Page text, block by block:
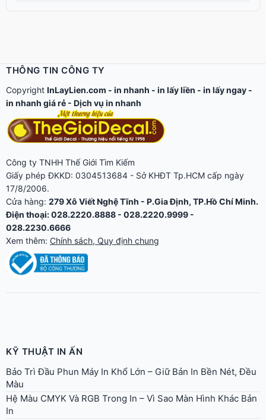
THÔNG TIN CÔNG TY
Copyright InLayLien.com - in nhanh - in lấy liền - in lấy ngay -
in nhanh giá rẻ - Dịch vụ in nhanh
Công ty TNHH Thế Giới Tìm Kiếm
Giấy phép ĐKKD: 0304513684 - Sở KHĐT Tp.HCM cấp ngày
17/8/2006.
Cửa hàng: 279 Xô Viết Nghệ Tĩnh - P.Gia Định, TP.Hồ Chí Minh.
Điện thoại: 028.2220.8888 - 028.2220.9999 -
028.2230.6666
Xem thêm: Chính sách, Quy định chung
KỸ THUẬT IN ẤN
Bảo Trì Đầu Phun Máy In Khổ Lớn – Giữ Bản In Bền Nét, Đều
Màu
Hệ Màu CMYK Và RGB Trong In – Vì Sao Màn Hình Khác Bản
In